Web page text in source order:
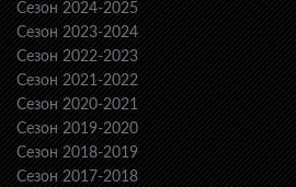
Сезон 2024-2025
Сезон 2023-2024
Сезон 2022-2023
Сезон 2021-2022
Сезон 2020-2021
Сезон 2019-2020
Сезон 2018-2019
Сезон 2017-2018